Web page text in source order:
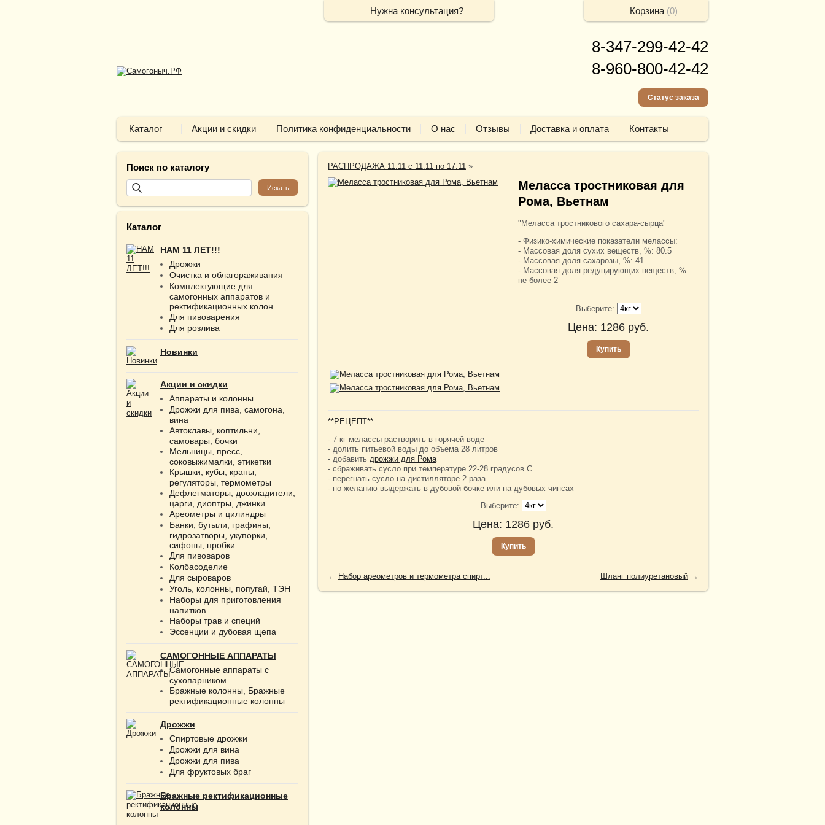
8-347-299-42-42
8-960-800-42-42
Статус заказа
Каталог Акции и скидки Политика конфиденциальности О нас Отзывы Доставка и оплата Контакты
Поиск по каталогу
Каталог
НАМ 11 ЛЕТ!!!
Дрожжи
Очистка и облагораживания
Комплектующие для
самогонных аппаратов и
ректификационных колон
Для пивоварения
Для розлива
Новинки
Акции и скидки
Аппараты и колонны
Дрожжи для пива, самогона,
вина
Автоклавы, коптильни,
самовары, бочки
Мельницы, пресс,
соковыжималки, этикетки
Крышки, кубы, краны,
регуляторы, термометры
Дефлегматоры, доохладители,
царги, диоптры, джинки
Ареометры и цилиндры
Банки, бутыли, графины,
гидрозатворы, укупорки,
сифоны, пробки
Для пивоваров
Колбасоделие
Для сыроваров
Уголь, колонны, попугай, ТЭН
Наборы для приготовления
напитков
Наборы трав и специй
Эссенции и дубовая щепа
САМОГОННЫЕ АППАРАТЫ
Самогонные аппараты с
сухопарником
Бражные колонны, Бражные
ректификационные колонны
Дрожжи
Спиртовые дрожжи
Дрожжи для вина
Дрожжи для пива
Для фруктовых браг
Бражные ректификационные
колонны
РАСПРОДАЖА 11.11 с 11.11 по 17.11 »
Меласса тростниковая для
Рома, Вьетнам
"Меласса тростникового сахара-сырца"
- Физико-химические показатели мелассы:
- Массовая доля сухих веществ, %: 80.5
- Массовая доля сахарозы, %: 41
- Массовая доля редуцирующих веществ, %:
не более 2
Выберите:
Цена: 1286 руб.
Купить
**РЕЦЕПТ**:
- 7 кг мелассы растворить в горячей воде
- долить питьевой воды до объема 28 литров
- добавить дрожжи для Рома
- сбраживать сусло при температуре 22-28 градусов С
- перегнать сусло на дистилляторе 2 раза
- по желанию выдержать в дубовой бочке или на дубовых чипсах
Выберите:
Цена: 1286 руб.
Купить
← Набор ареометров и термометра спирт... Шланг полиуретановый →
Нужна консультация? Корзина (0)